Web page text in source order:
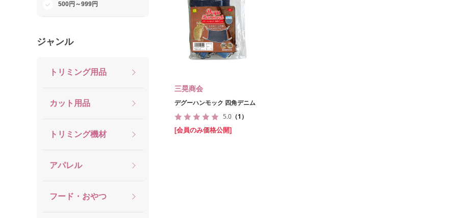
500円～999円
ジャンル
トリミング用品
カット用品
トリミング機材
アパレル
フード・おやつ
三晃商会
デグーハンモック 四角デニム
5.0 （1）
[会員のみ価格公開]